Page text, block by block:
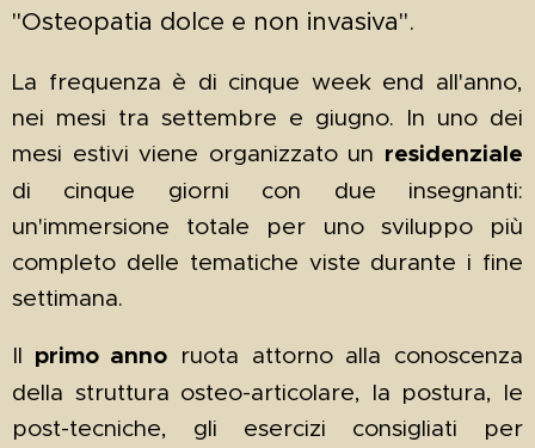
"Osteopatia dolce e non invasiva".
La frequenza è di cinque week end all'anno,
nei mesi tra settembre e giugno. In uno dei
mesi estivi viene organizzato un residenziale
di cinque giorni con due insegnanti:
un'immersione totale per uno sviluppo più
completo delle tematiche viste durante i fine
settimana.
Il primo anno ruota attorno alla conoscenza
della struttura osteo-articolare, la postura, le
post-tecniche, gli esercizi consigliati per